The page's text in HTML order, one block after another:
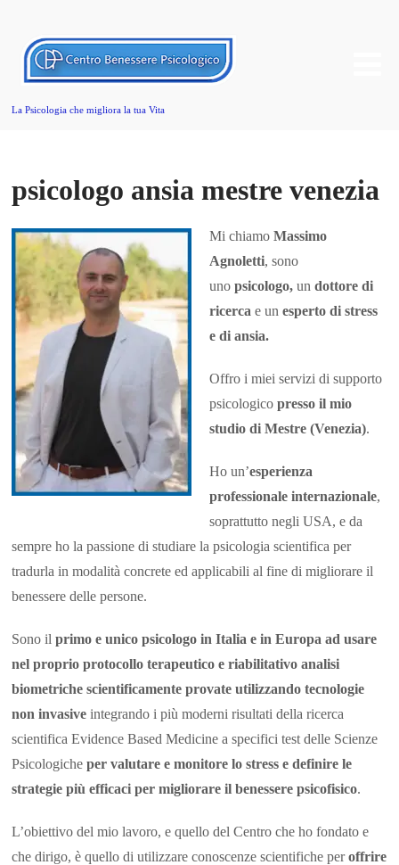
La Psicologia che migliora la tua Vita
psicologo ansia mestre venezia
Mi chiamoMassimo
Agnoletti, sono
unopsicologo,undottore di
ricercae unespertodi stress
e di ansia.
Offro i miei servizi di supporto
psicologicopresso il mio
studio di Mestre (Venezia).
Ho un’esperienza
professionale internazionale,
soprattutto negli USA, e da
sempre ho la passione di studiare la psicologia scientifica per
tradurla in modalità concrete ed applicabili al fine di migliorare il
benessere delle persone.
Sono ilprimo e unico psicologo in Italia e in Europa ad usare
nel proprio protocollo terapeutico e riabilitativo analisi
biometriche scientificamente provate utilizzando tecnologie
non invasive integrando i più moderni risultati della ricerca
scientifica Evidence Based Medicine a specifici test delle Scienze
Psicologicheper valutare e monitore lo stress e definire le
strategie più efficaci per migliorare il benessere psicofisico.
L’obiettivo del mio lavoro, e quello del Centro che ho fondato e
che dirigo, è quello di utilizzare conoscenze scientifiche peroffrire